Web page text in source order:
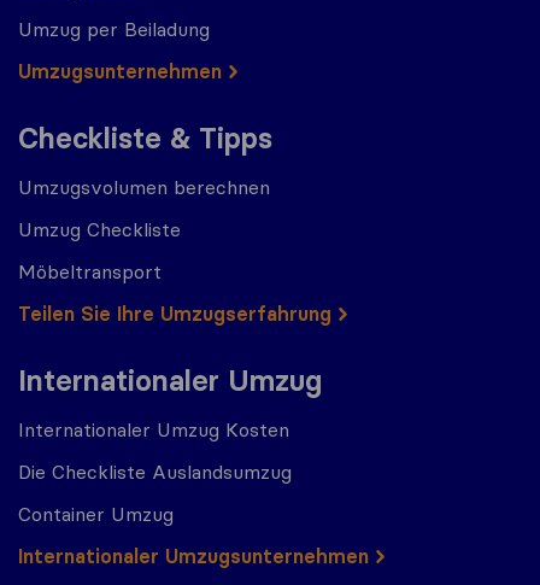
Umzug per Beiladung
Umzugs​​unternehmen
Checkliste & Tipps
Umzugsvolumen berechnen
Umzug Checkliste
Möbeltransport
Teilen Sie Ihre Umzugserfahrung
Internationaler Umzug
Internationaler Umzug Kosten
Die Checkliste Auslandsumzug
Container Umzug
Internationaler Umzugsunternehmen